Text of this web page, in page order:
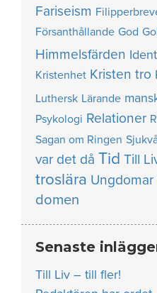
Fariseism
Försanthållande God
Himmelsfärden
Kristenhet Kristen tro
Luthersk Lärande
Psykologi Relationer
Sagan om Ringen
var det då Tid Till
troslära Ungdomar
domen
Senaste
Till Liv – till fler!